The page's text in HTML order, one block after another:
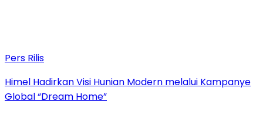
Pers Rilis
Himel Hadirkan Visi Hunian Modern melalui Kampanye
Global “Dream Home”